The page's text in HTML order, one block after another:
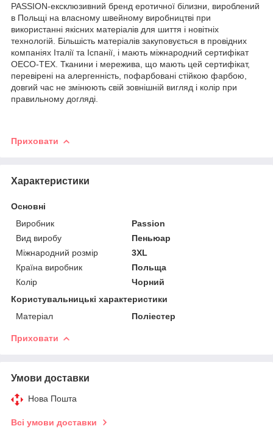
PASSION-ексклюзивний бренд еротичної білизни, вироблений
в Польщі на власному швейному виробництві при
використанні якісних матеріалів для шиття і новітніх
технологій. Більшість матеріалів закуповується в провідних
компаніях Італії та Іспанії, і мають міжнародний сертифікат
OECO-TEX. Тканини і мережива, що мають цей сертифікат,
перевірені на алергенність, пофарбовані стійкою фарбою,
довгий час не змінюють свій зовнішній вигляд і колір при
правильному догляді.
Приховати
Характеристики
Основні
Виробник
Passion
Вид виробу
Пеньюар
Міжнародний розмір
3XL
Країна виробник
Польща
Колір
Чорний
Користувальницькі характеристики
Матеріал
Поліестер
Приховати
Умови доставки
Нова Пошта
Всі умови доставки